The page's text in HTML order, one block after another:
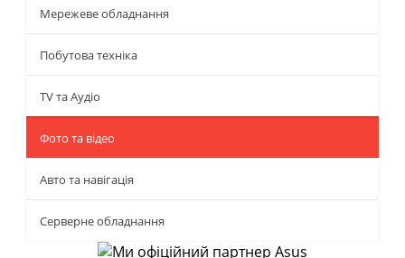
Мережеве обладнання
Побутова техніка
TV та Аудіо
Фото та відео
Авто та навігація
Серверне обладнання